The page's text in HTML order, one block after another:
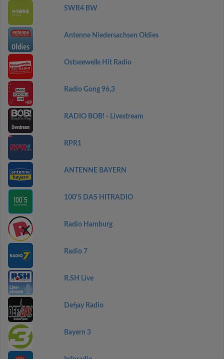
SWR4 BW
Antenne Niedersachsen Oldies
Ostseewelle Hit Radio
Radio Gong 96,3
RADIO BOB! - Livestream
RPR1
ANTENNE BAYERN
100'5 DAS HITRADIO
Radio Hamburg
Radio 7
R.SH Live
Defjay Radio
Bayern 3